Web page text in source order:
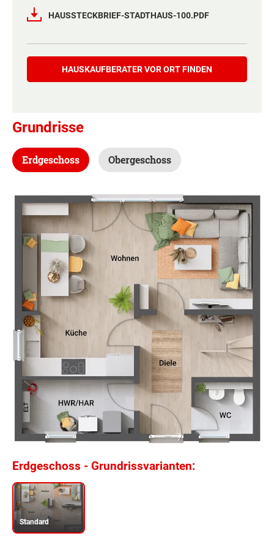
Außenmaße 8 m x 8 m
Beschreibung
Nicht zu groß. Nicht zu klein. Genau
HAUSSTECKBRIEF-STADTHAUS-100.PDF
Hauskaufberater
HAUSKAUF­BERATER VOR ORT FINDEN
Grundrisse
Erdgeschoss Obergeschoss
Erdgeschoss - Grundrissvarianten:
Standard